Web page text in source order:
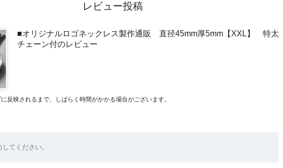
レビュー投稿
■オリジナルロゴネックレス製作通販 直径45mm厚5mm【XXL】 特太
チェーン付のレビュー
反映されるまで、しばらく時間がかかる場合がございます。
てください。